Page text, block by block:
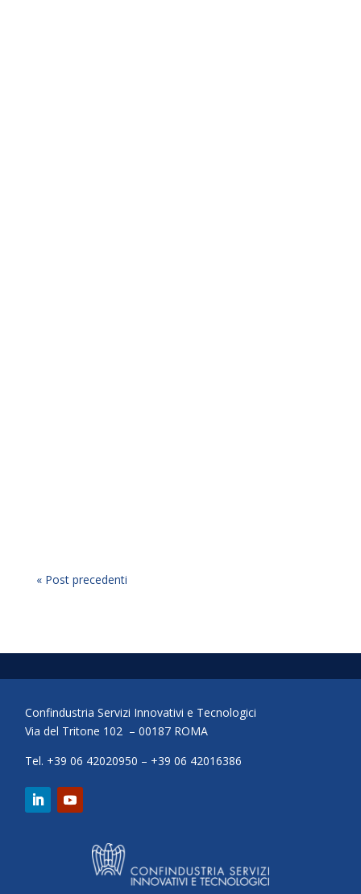
« Post precedenti
Confindustria Servizi Innovativi e Tecnologici
Via del Tritone 102 – 00187 ROMA
Tel. +39 06 42020950 – +39 06 42016386